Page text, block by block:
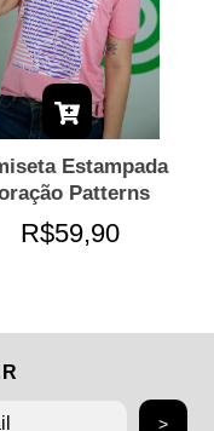
Estampada
Patterns
R$59,90